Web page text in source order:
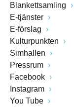
Blankettsamling
E-tjänster
E-förslag
Kulturpunkten
Simhallen
Pressrum
Facebook
Instagram
You Tube